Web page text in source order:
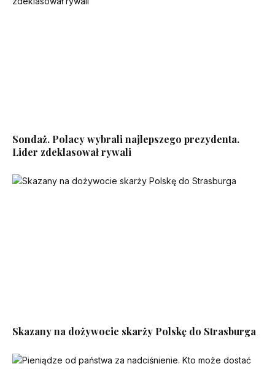
Sondaż. Polacy wybrali najlepszego prezydenta.
Lider zdeklasował rywali
Skazany na dożywocie skarży Polskę do Strasburga